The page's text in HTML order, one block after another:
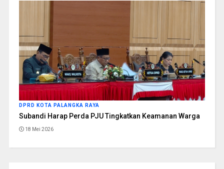
DPRD KOTA PALANGKA RAYA
Subandi Harap Perda PJU Tingkatkan Keamanan Warga
18 Mei 2026